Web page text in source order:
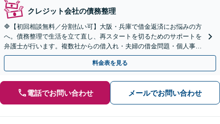
クレジット会社の債務整理
🔷【初回相談無料／分割払い可】大阪・兵庫で借金返済にお悩みの方
へ。債務整理で生活を立て直し、再スタートを切るためのサポートを
弁護士が行います。複数社からの借入れ・夫婦の借金問題・個人事業
主など、幅広いケースに対応【北浜駅４分】【秘密厳守】
料金表を見る
電話でお問い合わせ メールでお問い合わせ